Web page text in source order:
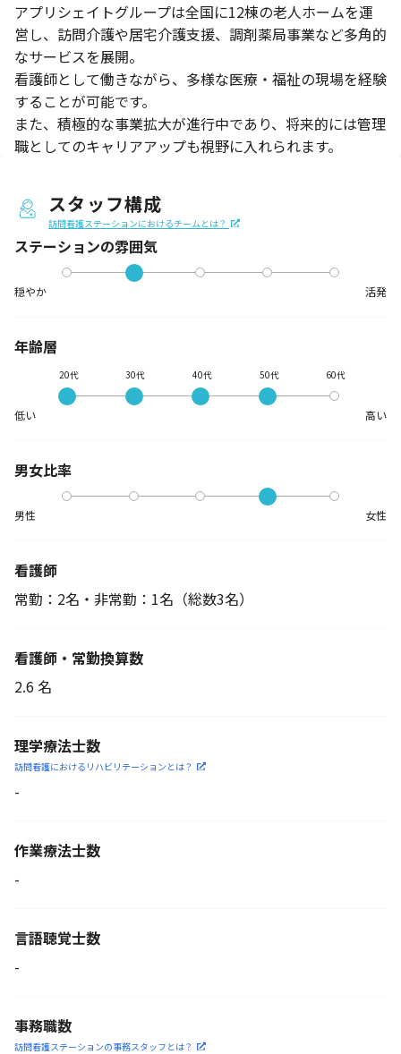
アプリシェイトグループは全国に12棟の老人ホームを運
営し、訪問介護や居宅介護支援、調剤薬局事業など多角的
なサービスを展開。
看護師として働きながら、多様な医療・福祉の現場を経験
することが可能です。
また、積極的な事業拡大が進行中であり、将来的には管理
職としてのキャリアアップも視野に入れられます。
スタッフ構成
訪問看護ステーションにおけるチームとは？
ステーションの雰囲気
穏やか 活発
年齢層
低い
20代 30代 40代 50代 60代
高い
男女比率
男性 女性
看護師
常勤：2名・非常勤：1名 （総数3名）
看護師・常勤換算数
2.6 名
理学療法士数
訪問看護におけるリハビリ テーションとは？
-
作業療法士数
-
言語聴覚士数
-
事務職数
訪問看護ステーションの事務スタッフとは？